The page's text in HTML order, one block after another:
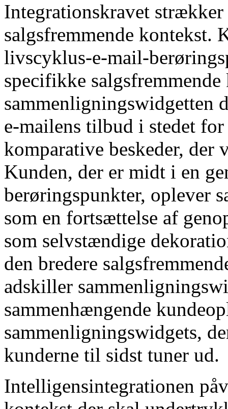
Integrationskravet
salgsfremmende kontekst.
livscyklus-e-mail-
specifikke
sammenligningswidgetten
e-mailens tilbud i stedet
komparative beskeder,
Kunden, der er midt i en
berøringspunkter, oplever
som en fortsættelse af
som selvstændige
den bredere
adskiller
sammenhængende
sammenligningswidgets,
kunderne til sidst tuner ud.
Intelligensintegrationen